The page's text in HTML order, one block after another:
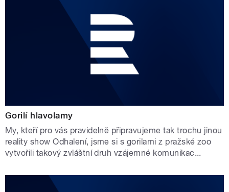
Gorilí hlavolamy
My, kteří pro vás pravidelně připravujeme tak trochu jinou
reality show Odhalení, jsme si s gorilami z pražské zoo
vytvořili takový zvláštní druh vzájemné komunikac...